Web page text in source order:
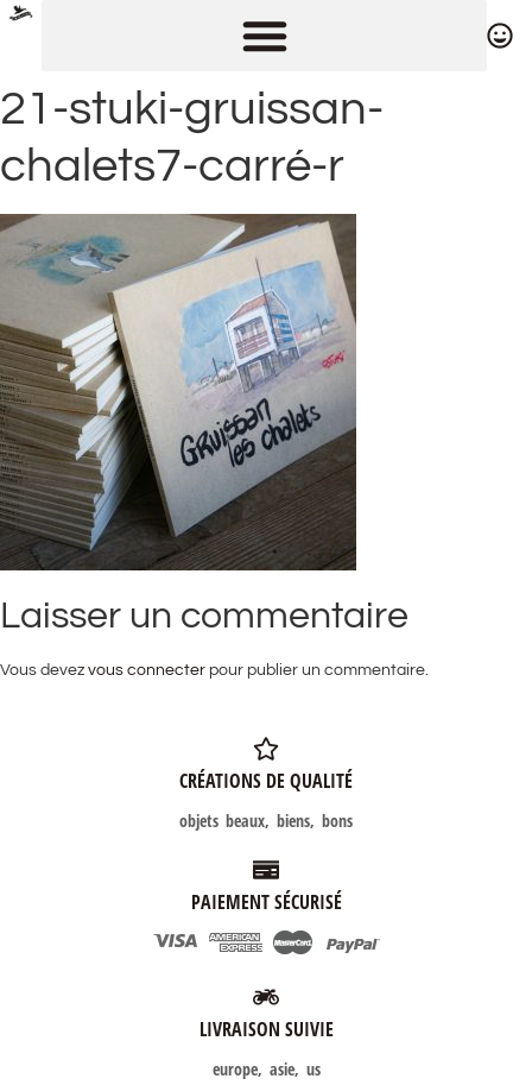
21-stuki-gruissan-
chalets7-carré-r
Laisser un commentaire
Vous devez vous connecter pour publier un commentaire.
CRÉATIONS DE QUALITÉ
objets beaux, biens, bons
PAIEMENT SÉCURISÉ
LIVRAISON SUIVIE
europe, asie, us